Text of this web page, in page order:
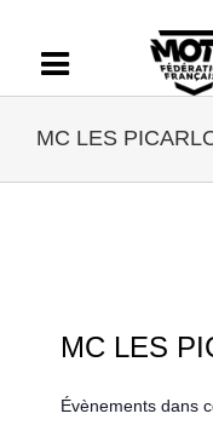
contenu
MC LES
MC LES
Évènements dans